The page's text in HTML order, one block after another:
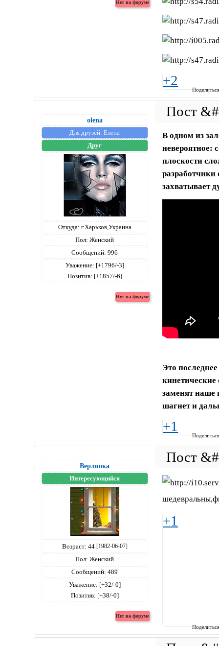
+2
olena
Для друзей: Елена
Друг
Откуда: г.Харьков,Украина
Пол: Женский
Сообщений: 996
Уважение: [+1796/-3]
Позитив: [+1857/-6]
В одном из
невероятное:
плоскости
разработчики
захватывает
Это
заменят наше
шагнет и
+1
Верлиока
Интересующийся
Возраст: 44 [1982-06-07]
Пол: Женский
Сообщений: 489
Уважение: [+32/-0]
Позитив: [+38/-0]
+1